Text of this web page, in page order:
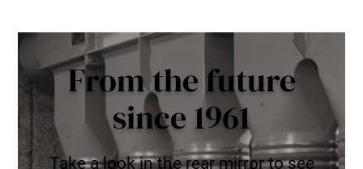
From the future
since 1961
Take a look in the rear mirror to see